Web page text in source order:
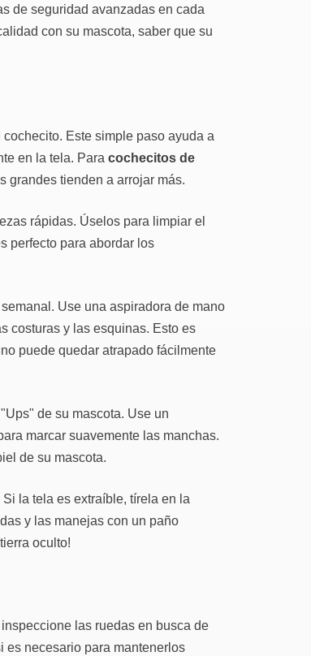
de seguridad avanzadas en cada
con su mascota, saber que su
Este simple paso ayuda a
en la tela. Para cochecitos de
grandes tienden a arrojar más.
rápidas. Úselos para limpiar el
perfecto para abordar los
Use una aspiradora de mano
costuras y las esquinas. Esto es
puede quedar atrapado fácilmente
de su mascota. Use un
marcar suavemente las manchas.
de su mascota.
la tela es extraíble, tírela en la
y las manejas con un paño
oculto!
las ruedas en busca de
es necesario para mantenerlos